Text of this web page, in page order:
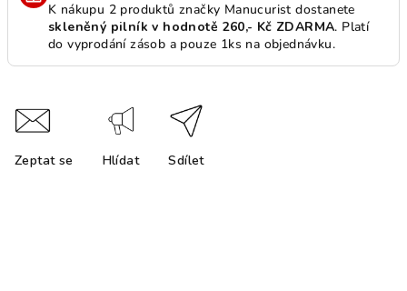
K nákupu 2 produktů značky Manucurist dostanete
skleněný pilník v hodnotě 260,- Kč ZDARMA. Platí
do vyprodání zásob a pouze 1ks na objednávku.
Zeptat se Hlídat Sdílet